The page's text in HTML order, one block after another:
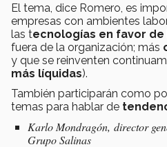
El tema, dice Romero, es
empresas con ambientes
las tecnologías en favor de
fuera de la organización; más
y que se reinventen
más líquidas).
También participarán como
temas para hablar de
Karlo Mondragón, director
Grupo Salinas